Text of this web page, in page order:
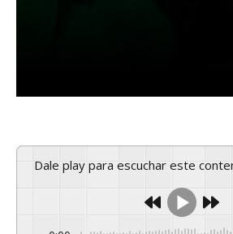
Dale play para escuchar este